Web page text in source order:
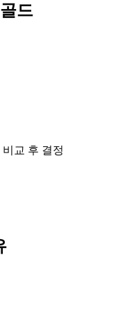
드
비교 후 결정